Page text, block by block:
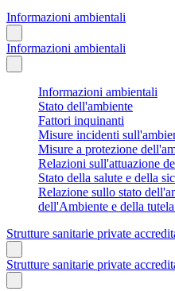
Informazioni ambientali
Informazioni ambientali
Informazioni ambientali
Stato dell'ambiente
Fattori inquinanti
Misure incidenti
Misure a protezione
Relazioni sull'attuazione
Stato della salute e della
Relazione sullo stato
dell'Ambiente e della
Strutture sanitarie private
Strutture sanitarie private